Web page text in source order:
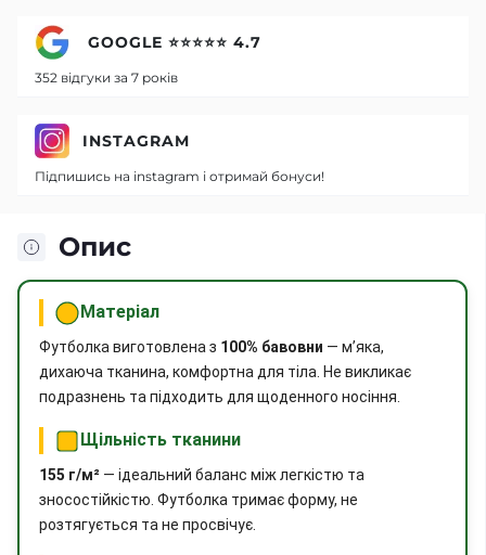
Опис
Матеріал
Футболка виготовлена з 100% бавовни — м’яка,
дихаюча тканина, комфортна для тіла. Не викликає
подразнень та підходить для щоденного носіння.
Щільність тканини
155 г/м² — ідеальний баланс між легкістю та
зносостійкістю. Футболка тримає форму, не
розтягується та не просвічує.
GOOGLE ⭐⭐⭐⭐⭐ 4.7
352 відгуки за 7 років
INSTAGRAM
Підпишись на instagram і отримай бонуси!